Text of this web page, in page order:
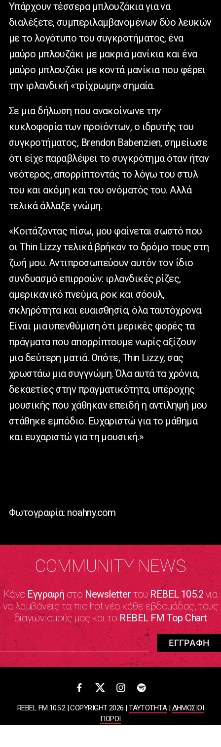
Υπάρχουν τέσσερα μπλουζάκια για να
διαλέξετε, συμπεριλαμβανομένων δύο λευκών
με το λογότυπο του συγκροτήματος, ένα
μαύρο μπλουζάκι με μακριά μανίκια και ένα
μαύρο μπλουζάκι με κοντά μανίκια που φέρει
την ιρλανδική «τρίχρωμη» σημαία.
Σε μια δήλωση που ανακοίνωνε την
κυκλοφορία των προϊόντων, ο ιδρυτής του
συγκροτήματος, Brendon Babenzien, σημείωσε
ότι είχε παραβλέψει το συγκρότημα όταν ήταν
νεότερος, απορρίπτοντάς το λόγω του στυλ
του και ακόμη και του ονόματός του. Αλλά
τελικά άλλαξε γνώμη.
«Κοιτάζοντας πίσω, μου φαίνεται σωστό που
οιThin Lizzyτελικά βρήκαν το δρόμο τους στη
ζωή μου. Αντιπροσωπεύουν αυτόν τον ίδιο
συνδυασμό επιρροών: ιρλανδικές ρίζες,
αμερικανικό πνεύμα, ροκ και σόουλ,
σκληρότητα και ευαισθησία, όλα ταυτόχρονα.
Είναι μια υπενθύμιση ότι μερικές φορές τα
πράγματα που απορρίπτουμε νωρίς αξίζουν
μια δεύτερη ματιά. Οπότε, Thin Lizzy, σας
χρωστάω μια συγγνώμη. Όλα αυτά τα χρόνια,
δεκαετίες στην πραγματικότητα, υπέροχης
μουσικής που χάθηκαν επειδή η αντίληψή μου
στάθηκε εμπόδιο. Ευχαριστώ για το μάθημα
και ευχαριστώ για τη μουσική.»
Φωτογραφία: noahny.com
COMMUNITY NEWS
Κάνε Εγγραφήστο NewsletterτουREBEL 105.2για
να λαμβάνεις τα πιο hot νέα κάθε εβδομάδας, τους
διαγωνισμούς μας και το REBEL FM Top Chart
REBEL FM 105.2 | COPYRIGHT 2026 |ΤΑΥΤΟΤΗΤΑ|ΔΗΜΟΣΙΟΙ
ΠΟΡΟΙ